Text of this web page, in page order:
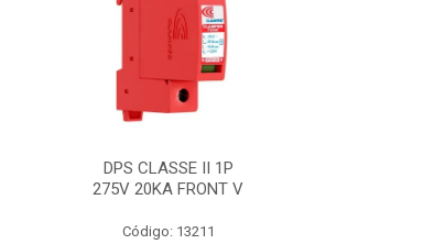
DPS CLASSE II 1P
275V 20KA FRONT V
Código: 13211